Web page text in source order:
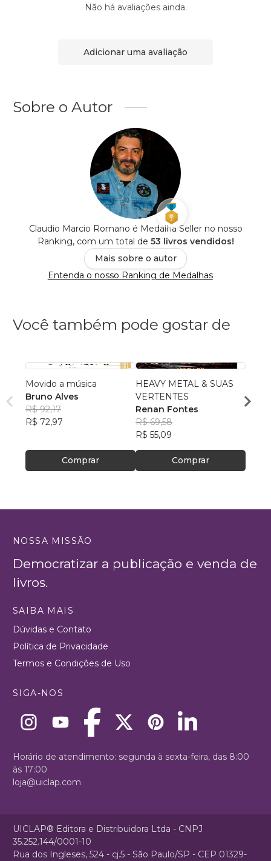
Não há avaliações ainda.
Adicionar uma avaliação
Sobre o Autor
Claudio Marcio Romano é Medalha Seller no nosso
Ranking, com um total de 53 livros vendidos!
Mais sobre o autor
Entenda o nosso Ranking de Medalhas
Você também pode gostar de
Movido a música
Bruno Alves
R$ 92,17
R$ 72,97
Comprar
HEAVY METAL & SUAS
VERTENTES
Renan Fontes
R$ 69,58
R$ 55,09
Comprar
Rock
NOSSA MISSÃO
Democratizar a publicação e venda de
livros.
SAIBA MAIS
Dúvidas e Contato
Política de Privacidade
Termos e Condições de Uso
SIGA-NOS
Horário de atendimento: segunda à sexta-feira, das 8:00
às 17:00
loja@uiclap.com
UICLAP® Editora e Distribuidora Ltda - CNPJ
35.252.144/0001-10
Rua dos Ingleses, 524 - cj.5 - São Paulo/SP - CEP 01329-